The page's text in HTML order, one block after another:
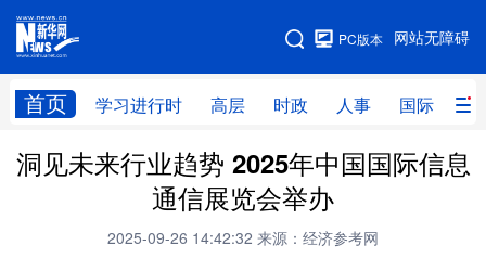
网站无障碍
PC版本
首页 学习进行时 高层 时政 人事 国际 财
网站地图
学习进行时 高层 时政 人事
财经 网评
洞见未来行业趋势 2025年中国国际信息
通信展览会举办
2025-09-26 14:42:32 来源：经济参考网